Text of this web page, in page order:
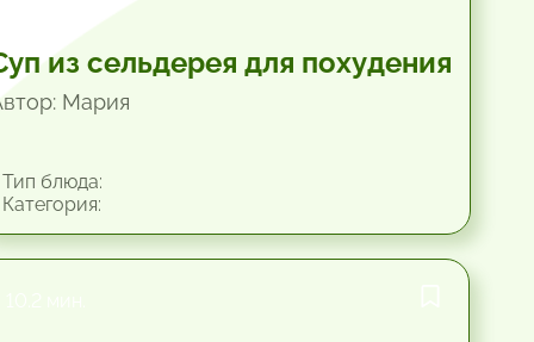
из сельдерея для похудения
Мария
блюда: